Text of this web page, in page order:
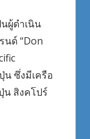
ผู้ดำเนิน
ด์ “Don
น ซึ่งมีเครือ
น สิงคโปร์